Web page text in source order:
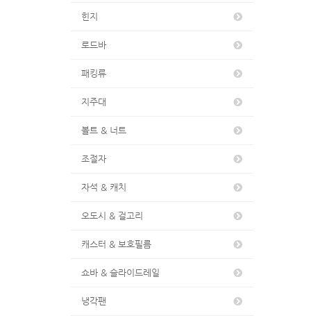
힌지
로드바
패킹류
지주대
볼트 & 너트
조절자
자석 & 캐치
오도시 & 걸고리
캐스터 & 보호필름
쇼바 & 슬라이드레일
냉각팬